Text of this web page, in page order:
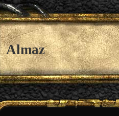
Almaz